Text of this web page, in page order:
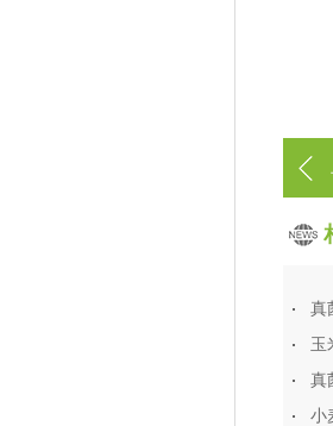
真
玉
真
小